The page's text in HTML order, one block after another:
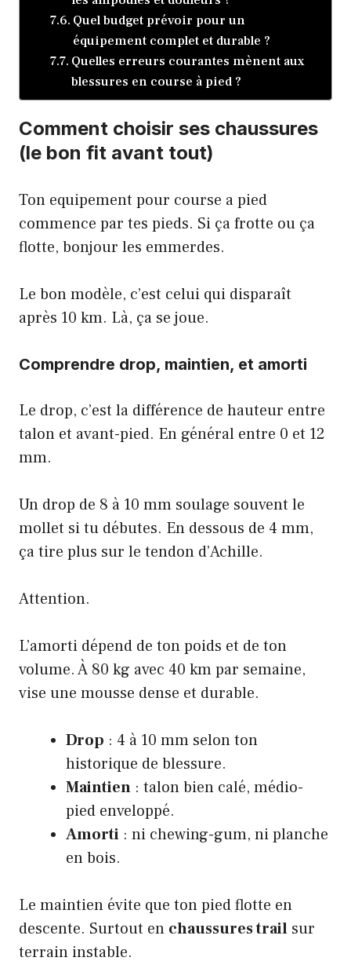
Quel budget prévoir pour un
équipement complet et durable ?
Quelles erreurs courantes mènent aux
blessures en course à pied ?
Comment choisir ses chaussures
(le bon fit avant tout)
Ton equipement pour course a pied
commence par tes pieds. Si ça frotte ou ça
flotte, bonjour les emmerdes.
Le bon modèle, c’est celui qui disparaît
après 10 km. Là, ça se joue.
Comprendre drop, maintien, et amorti
Le drop, c’est la différence de hauteur entre
talon et avant-pied. En général entre 0 et 12
mm.
Un drop de 8 à 10 mm soulage souvent le
mollet si tu débutes. En dessous de 4 mm,
ça tire plus sur le tendon d’Achille.
Attention.
L’amorti dépend de ton poids et de ton
volume. À 80 kg avec 40 km par semaine,
vise une mousse dense et durable.
Drop : 4 à 10 mm selon ton
historique de blessure.
Maintien : talon bien calé, médio-
pied enveloppé.
Amorti : ni chewing-gum, ni planche
en bois.
Le maintien évite que ton pied flotte en
descente. Surtout en chaussures trail sur
terrain instable.